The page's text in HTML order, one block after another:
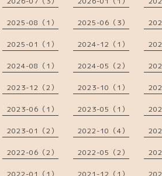
2025-08（1） 2025-06（3）
2025-01（1） 2024-12（1）
2024-08（1） 2024-05（2）
2023-12（2） 2023-10（1）
2023-06（1） 2023-05（1）
2023-01（2） 2022-10（4）
2022-06（2） 2022-05（2）
2022-01（1） 2021-12（1）